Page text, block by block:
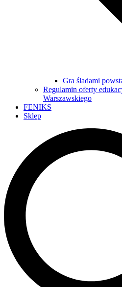
Gra śladami
Regulamin oferty
Warszawskiego
FENIKS
Sklep